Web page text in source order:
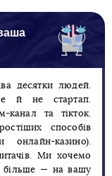
десятки людей.
й не стартап.
та тікток.
способів
онлайн-казино).
Ми хочемо
більше — на вашу